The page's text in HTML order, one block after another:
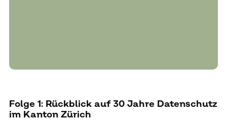
Folge 1: Rückblick auf 30 Jahre Datenschutz
im Kanton Zürich